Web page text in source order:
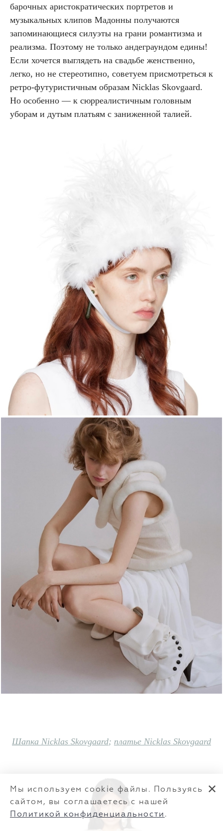
барочных аристократических портретов и
музыкальных клипов Мадонны получаются
запоминающиеся силуэты на грани романтизма и
реализма. Поэтому не только андеграундом едины!
Если хочется выглядеть на свадьбе женственно,
легко, но не стереотипно, советуем присмотреться к
ретро-футуристичным образам Nicklas Skovgaard.
Но особенно — к сюрреалистичным головным
уборам и дутым платьям с заниженной талией.
Шапка Nicklas Skovgaard; платье Nicklas Skovgaard
Мы используем cookie файлы. Пользуясь
сайтом, вы соглашаетесь с нашей
Политикой конфиденциальности .
✕